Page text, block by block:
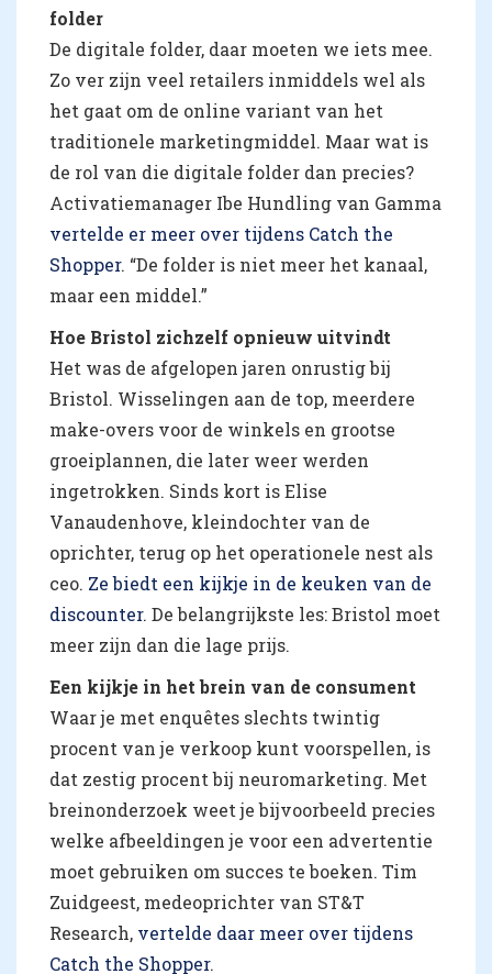
folder
De digitale folder, daar moeten we iets mee.
Zo ver zijn veel retailers inmiddels wel als
het gaat om de online variant van het
traditionele marketingmiddel. Maar wat is
de rol van die digitale folder dan precies?
Activatiemanager Ibe Hundling van Gamma
vertelde er meer over tijdens Catch the
Shopper. “De folder is niet meer het kanaal,
maar een middel.”
Hoe Bristol zichzelf opnieuw uitvindt
Het was de afgelopen jaren onrustig bij
Bristol. Wisselingen aan de top, meerdere
make-overs voor de winkels en grootse
groeiplannen, die later weer werden
ingetrokken. Sinds kort is Elise
Vanaudenhove, kleindochter van de
oprichter, terug op het operationele nest als
ceo. Ze biedt een kijkje in de keuken van de
discounter. De belangrijkste les: Bristol moet
meer zijn dan die lage prijs.
Een kijkje in het brein van de consument
Waar je met enquêtes slechts twintig
procent van je verkoop kunt voorspellen, is
dat zestig procent bij neuromarketing. Met
breinonderzoek weet je bijvoorbeeld precies
welke afbeeldingen je voor een advertentie
moet gebruiken om succes te boeken. Tim
Zuidgeest, medeoprichter van ST&T
Research, vertelde daar meer over tijdens
Catch the Shopper.